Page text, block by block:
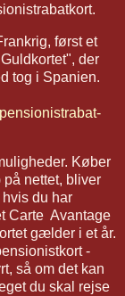
først et
der
tog i Spanien.
Køber
nettet, bliver
du har
Carte Avantage
gælder i et år.
-
så om det kan
du skal rejse